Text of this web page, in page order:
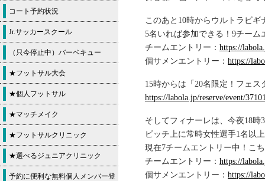
このあと10時からウルトラビギ
5名いれば参加できる！9チー
チームエントリー： https://
個サメンエントリー： https://
15時からは「20名限定！フェス
https://labola.jp/reserve/event/
そしてフィナーレは、今夜18時
ピッチ上に常時女性選手1名以
現在7チームエントリー中！こ
チームエントリー： https://
個サメンエントリー： https://
コート予約状況
Jr.サッカースクール
（只今停止中）バーベキュー
★フットサル大会
★個人フットサル
★マッチメイク
★フットサルクリニック
★選べるジュニアクリニック
予約に便利な無料個人メンバー登